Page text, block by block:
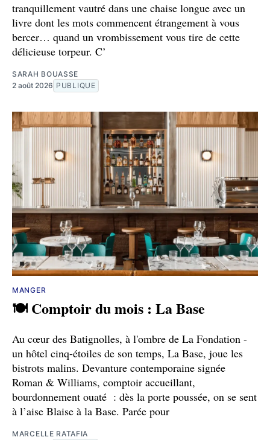
tranquillement vautré dans une chaise longue avec un
livre dont les mots commencent étrangement à vous
bercer… quand un vrombissement vous tire de cette
délicieuse torpeur. C’
SARAH BOUASSE
2 août 2026 PUBLIQUE
MANGER
🍽️ Comptoir du mois : La Base
Au cœur des Batignolles, à l'ombre de La Fondation -
un hôtel cinq-étoiles de son temps, La Base, joue les
bistrots malins. Devanture contemporaine signée
Roman & Williams, comptoir accueillant,
bourdonnement ouaté : dès la porte poussée, on se sent
à l’aise Blaise à la Base. Parée pour
MARCELLE RATAFIA